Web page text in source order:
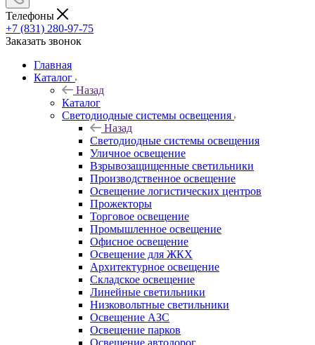
Телефоны
+7 (831) 280-97-75
Заказать звонок
Главная
Каталог
Назад
Каталог
Светодиодные системы освещения
Назад
Светодиодные системы освещения
Уличное освещение
Взрывозащищенные светильники
Производственное освещение
Освещение логистических центров
Прожекторы
Торговое освещение
Промышленное освещение
Офисное освещение
Освещение для ЖКХ
Архитектурное освещение
Складское освещение
Линейные светильники
Низковольтные светильники
Освещение АЗС
Освещение парков
Освещение автодорог